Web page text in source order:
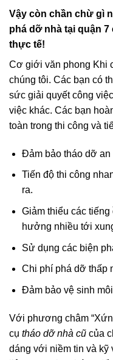
Vậy còn chần chừ gì
phá dỡ nhà tại quận
thực tế!
Cơ giới văn phong Khi
chúng tôi. Các bạn có
sức giải quyết công
việc khác. Các bạn
toàn trong thi công và
Đảm bảo tháo dỡ an
Tiến độ thi công
ra.
Giảm thiểu các
hưởng nhiều tới
Sử dụng các biện
Chi phí phá dỡ thấp
Đảm bảo vệ sinh
Với phương châm
cụ tháo dỡ nhà cũ của
dáng với niềm tin và kỹ